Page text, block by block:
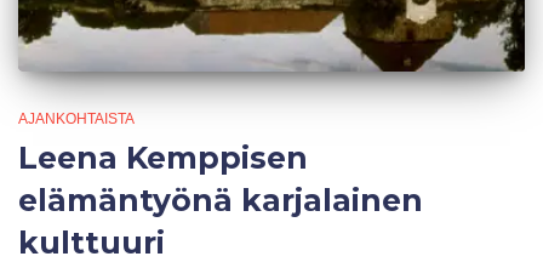
AJANKOHTAISTA
Leena Kemppisen
elämäntyönä karjalainen
kulttuuri